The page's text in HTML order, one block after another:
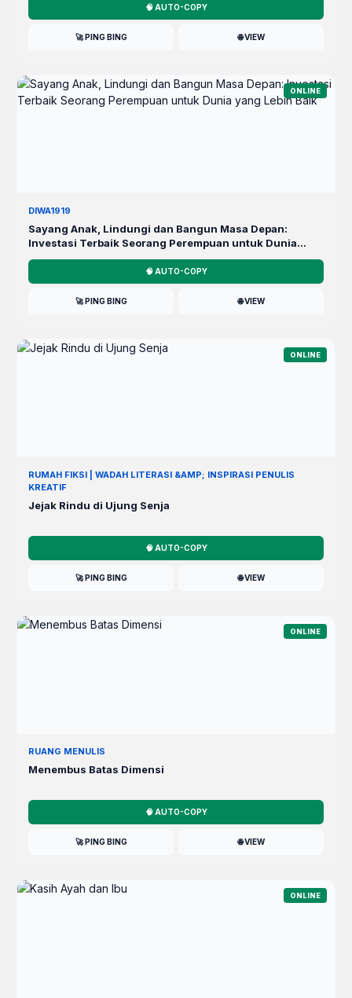
🧠 AUTO-COPY
🚀 PING BING 🌐 VIEW
ONLINE
DIWA1919
Sayang Anak, Lindungi dan Bangun Masa Depan:
Investasi Terbaik Seorang Perempuan untuk Dunia
yang Lebih Baik
🧠 AUTO-COPY
🚀 PING BING 🌐 VIEW
ONLINE
RUMAH FIKSI | WADAH LITERASI &AMP; INSPIRASI PENULIS
KREATIF
Jejak Rindu di Ujung Senja
🧠 AUTO-COPY
🚀 PING BING 🌐 VIEW
ONLINE
RUANG MENULIS
Menembus Batas Dimensi
🧠 AUTO-COPY
🚀 PING BING 🌐 VIEW
ONLINE